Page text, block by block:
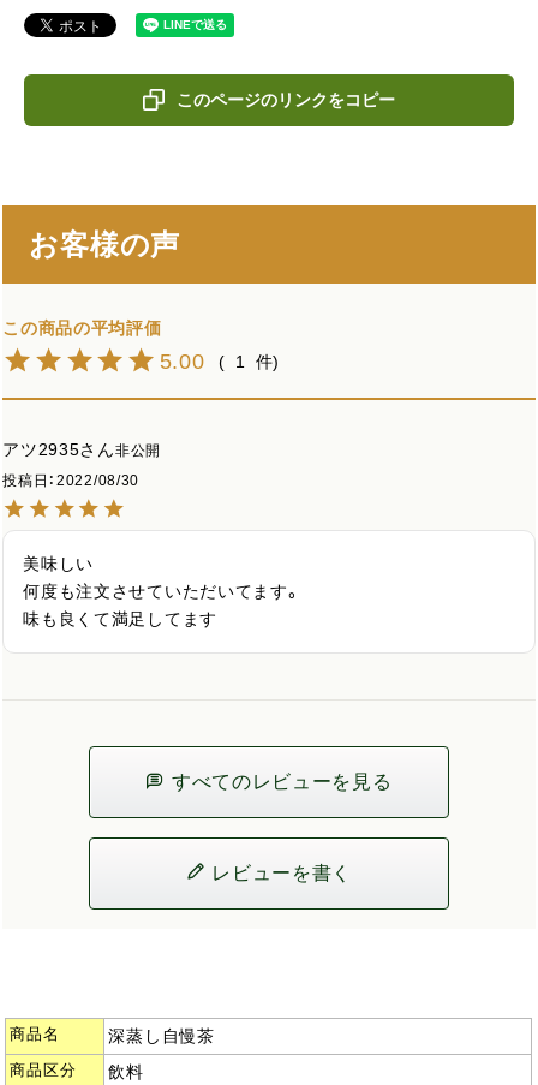
このページのリンクをコピー
お客様の声
5.00 1
アツ2935
非公開
投稿日
2022/08/30
美味しい
何度も注文させていただいてます。
味も良くて満足してます
すべてのレビューを見る
レビューを書く
商品名 深蒸し自慢茶
商品区分 飲料